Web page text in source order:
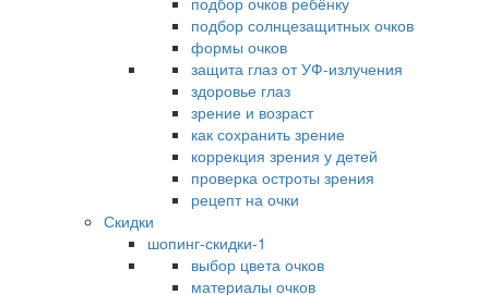
подбор солнцезащитных очков
формы очков
защита глаз от УФ-излучения
здоровье глаз
зрение и возраст
как сохранить зрение
коррекция зрения у детей
проверка остроты зрения
рецепт на очки
Скидки
шопинг-скидки-1
выбор цвета очков
материалы очков